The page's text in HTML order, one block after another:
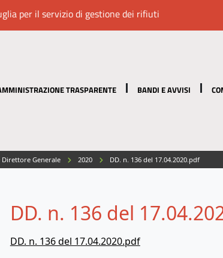
per il servizio di gestione dei rifiuti
TRASPARENTE BANDI E AVVISI
Direttore Generale 2020 DD. n. 136 del 17.04.2020.pdf
DD. n. 136 del
DD. n. 136 del 17.04.2020.pdf